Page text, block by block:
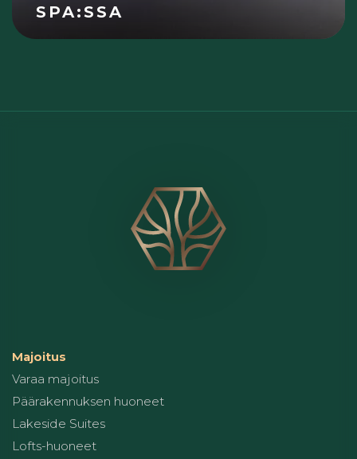
SPA:SSA
Majoitus
Varaa majoitus
Päärakennuksen huoneet
Lakeside Suites
Lofts-huoneet